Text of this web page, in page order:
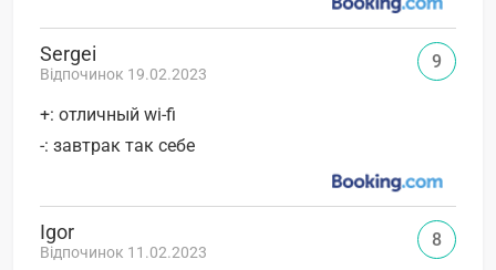
Sergei
Відпочинок 19.02.2023
+: отличный wi-fi
-: завтрак так себе
9
Igor
Відпочинок 11.02.2023
8